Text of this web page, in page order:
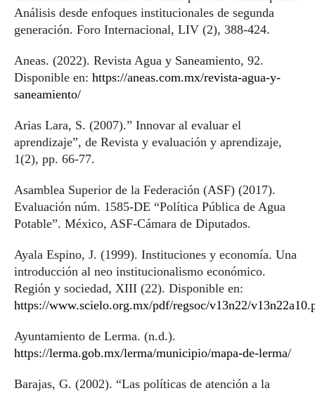
Análisis desde enfoques institucionales de segunda
generación. Foro Internacional, LIV (2), 388-424.
Aneas. (2022). Revista Agua y Saneamiento, 92.
Disponible en: https://aneas.com.mx/revista-agua-y-
saneamiento/
Arias Lara, S. (2007).” Innovar al evaluar el
aprendizaje”, de Revista y evaluación y aprendizaje,
1(2), pp. 66-77.
Asamblea Superior de la Federación (ASF) (2017).
Evaluación núm. 1585-DE “Política Pública de Agua
Potable”. México, ASF-Cámara de Diputados.
Ayala Espino, J. (1999). Instituciones y economía. Una
introducción al neo institucionalismo económico.
Región y sociedad, XIII (22). Disponible en:
https://www.scielo.org.mx/pdf/regsoc/v13n22/
Ayuntamiento de Lerma. (n.d.).
https://lerma.gob.mx/lerma/municipio/mapa-de-lerma/
Barajas, G. (2002). “Las políticas de atención a la